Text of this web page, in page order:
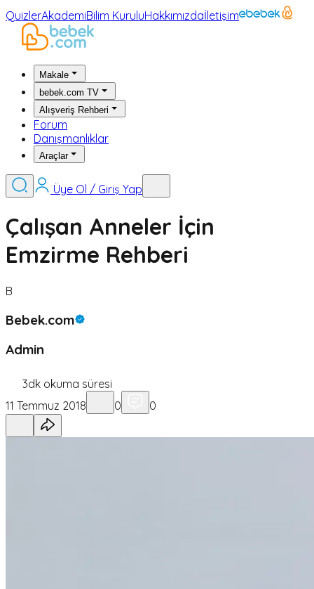
QuizlerAkademiBilim KuruluHakkımızdaİletişim
Makale
bebek.com TV
Alışveriş Rehberi
Forum
Danışmanlıklar
Araçlar
Üye Ol / Giriş Yap
Çalışan Anneler İçin
Emzirme Rehberi
B
Bebek.com
Admin
3dk okuma süresi
11 Temmuz 2018
0 0